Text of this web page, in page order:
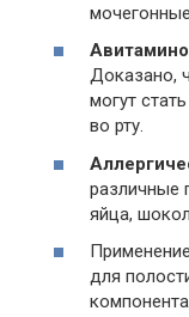
Доказано,
могут
во рту.
различные
яйца,
для